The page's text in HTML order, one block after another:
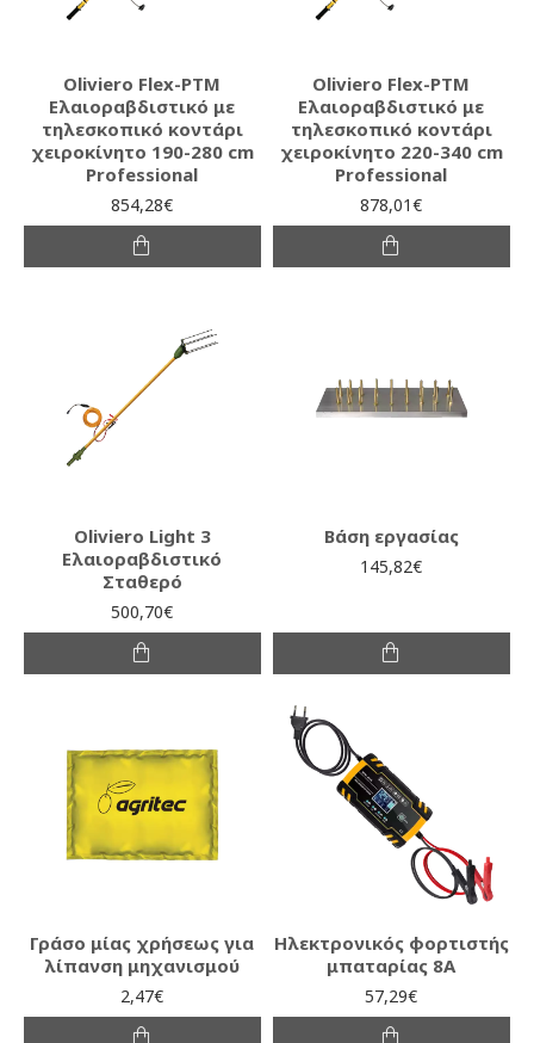
Oliviero Flex-PTM
Ελαιοραβδιστικό με
τηλεσκοπικό κοντάρι
χειροκίνητο 190-280 cm
Professional
854,28€
Oliviero Flex-PTM
Ελαιοραβδιστικό με
τηλεσκοπικό κοντάρι
χειροκίνητο 220-340 cm
Professional
878,01€
Oliviero Light 3
Ελαιοραβδιστικό
Σταθερό
500,70€
Βάση εργασίας
145,82€
Γράσο μίας χρήσεως για
λίπανση μηχανισμού
2,47€
Ηλεκτρονικός φορτιστής
μπαταρίας 8Α
57,29€